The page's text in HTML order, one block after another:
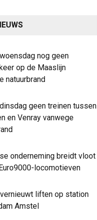
nog geen
op de Maaslijn
natuurbrand
geen treinen tussen
en Venray vanwege
onderneming breidt vloot
locomotieven
liften op station
Amstel